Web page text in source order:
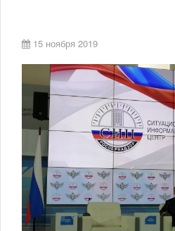
15 ноября 2019